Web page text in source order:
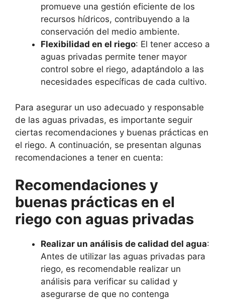
promueve una gestión eficiente de los
recursos hídricos, contribuyendo a la
conservación del medio ambiente.
Flexibilidad en el riego: El tener acceso a
aguas privadas permite tener mayor
control sobre el riego, adaptándolo a las
necesidades específicas de cada cultivo.
Para asegurar un uso adecuado y responsable
de las aguas privadas, es importante seguir
ciertas recomendaciones y buenas prácticas en
el riego. A continuación, se presentan algunas
recomendaciones a tener en cuenta:
Recomendaciones y
buenas prácticas en el
riego con aguas privadas
Realizar un análisis de calidad del agua:
Antes de utilizar las aguas privadas para
riego, es recomendable realizar un
análisis para verificar su calidad y
asegurarse de que no contenga